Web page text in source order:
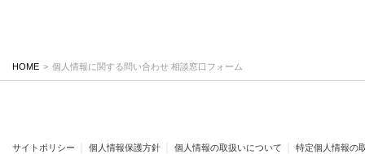
HOME > 個人情報に関する問い合わせ 相談窓口フォーム
サイトポリシー 個人情報保護方針 個人情報の取扱いについて
特定個人情報の